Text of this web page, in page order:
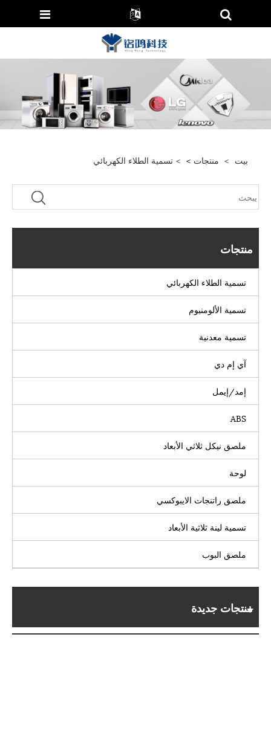
بيت > منتجات >
> تسمية الطلاء الكهربائي
منتجات
تسمية الطلاء الكهربائي
تسمية الألومنيوم
تسمية معدنية
آي إم دي
إمد/إيمل
ABS
ملصق نيكل ثلاثي الأبعاد
لوحة
ملصق راتنجات الايبوكسي
تسمية لينة ثلاثية الأبعاد
ملصق البوب
منتجات جديدة